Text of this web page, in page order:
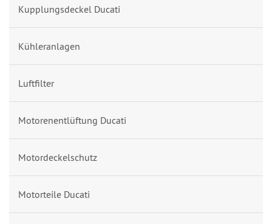
Kupplungsdeckel Ducati
Kühleranlagen
Luftfilter
Motorenentlüftung Ducati
Motordeckelschutz
Motorteile Ducati